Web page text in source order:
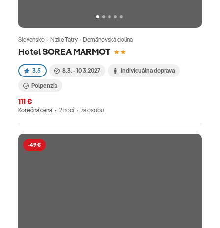
Hotel SOREA MARMOT
Slovensko · Nízke Tatry · Demänovská dolina
3.5 8.3. - 10.3.2027 Individuálna doprava
Polpenzia
111 €
Konečná cena 2 nocí za osobu
-49 €